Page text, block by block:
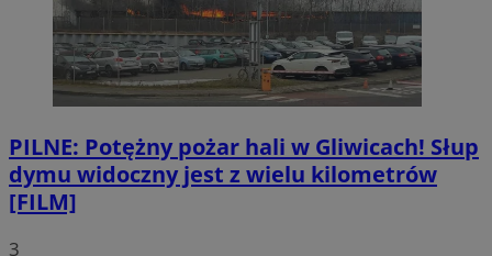
PILNE: Potężny pożar hali w Gliwicach! Słup
dymu widoczny jest z wielu kilometrów
[FILM]
3